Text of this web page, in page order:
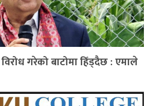
गरेको बाटोमा हिँड्दैछ : एमाले